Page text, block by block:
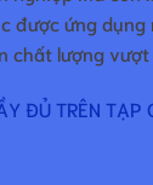
được ứng
chất lượng
ĐỦ TRÊN TẠP